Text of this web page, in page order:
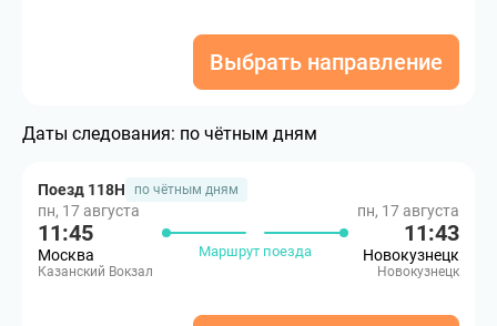
Выбрать направление
Даты следования: по чётным дням
Поезд 118Н по чётным дням
пн, 17 августа
11:45
Москва
Казанский Вокзал
Маршрут поезда
пн, 17 августа
11:43
Новокузнецк
Новокузнецк